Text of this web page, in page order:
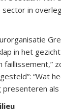
in
in het
faillissement,”
“Wat
presenteren als